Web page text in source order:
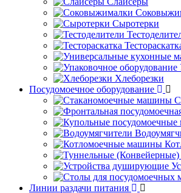
Сыротерки
Хлеборезки
Посудомоечное оборудование
Линии раздачи питания